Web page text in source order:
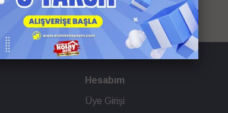
Hesabım
Üye Girişi